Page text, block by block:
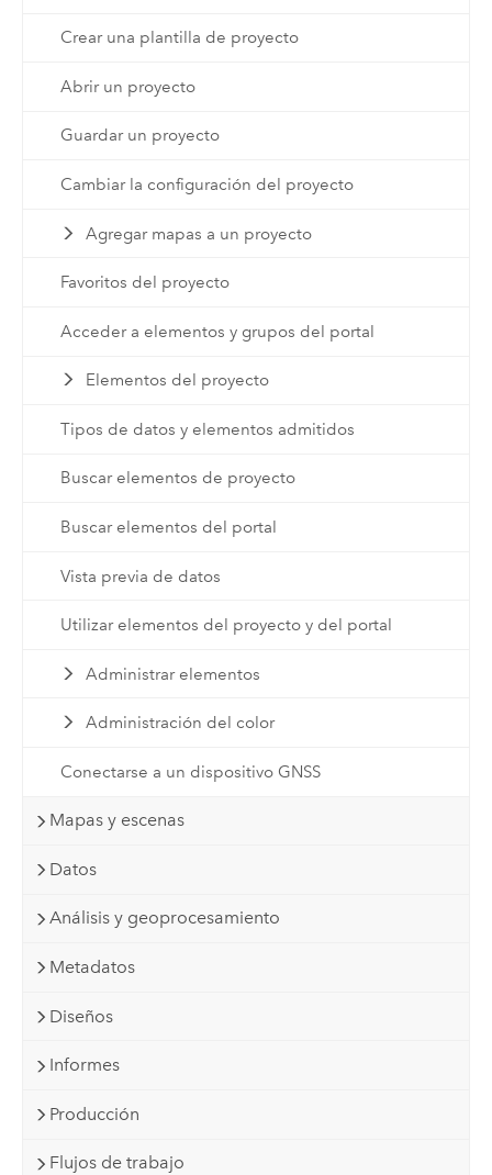
Crear una plantilla de proyecto
Abrir un proyecto
Guardar un proyecto
Cambiar la configuración del proyecto
Agregar mapas a un proyecto
Favoritos del proyecto
Acceder a elementos y grupos del portal
Elementos del proyecto
Tipos de datos y elementos admitidos
Buscar elementos de proyecto
Buscar elementos del portal
Vista previa de datos
Utilizar elementos del proyecto y del portal
Administrar elementos
Administración del color
Conectarse a un dispositivo GNSS
Mapas y escenas
Datos
Análisis y geoprocesamiento
Metadatos
Diseños
Informes
Producción
Flujos de trabajo